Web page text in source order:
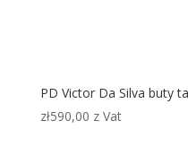
PD Victor Da Silva buty
zł590,00 z Vat